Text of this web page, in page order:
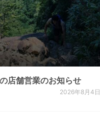
店舗営業のお知らせ
2026年8月4日